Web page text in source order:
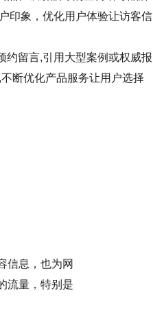
印象，优化用户体验让访客信
约留言,引用大型案例或权威报
断优化产品服务让用户选择
信息，也为网
流量，特别是